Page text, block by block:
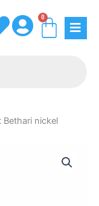
0
nickel